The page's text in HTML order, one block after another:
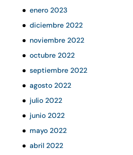
enero 2023
diciembre 2022
noviembre 2022
octubre 2022
septiembre 2022
agosto 2022
julio 2022
junio 2022
mayo 2022
abril 2022